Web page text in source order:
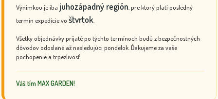
Výnimkou je iba juhozápadný región , pre ktorý platí posledný
termín expedície vo štvrtok
Všetky objednávky prijaté po týchto termínoch budú z bezpečnostných
dôvodov odoslané až nasledujúci pondelok. Ďakujeme za vaše
pochopenie a trpezlivosť.
Váš tím MAX GARDEN!